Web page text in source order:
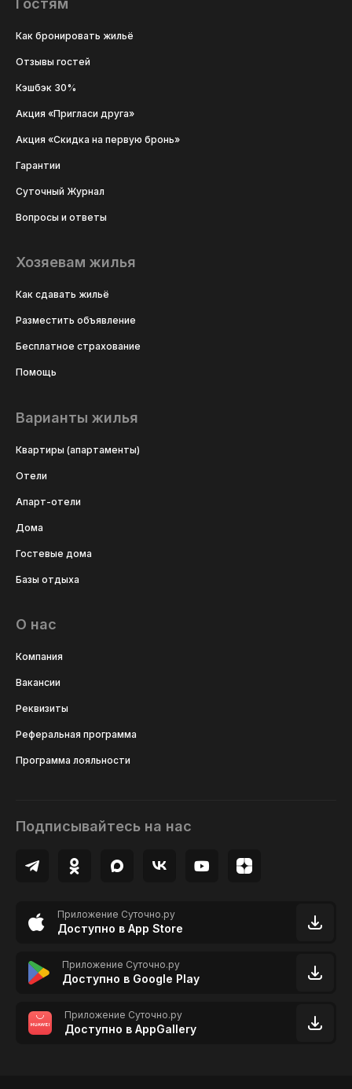
Как бронировать жильё
Отзывы гостей
Кэшбэк 30%
Акция «Пригласи друга»
Акция «Скидка на первую бронь»
Гарантии
Суточный Журнал
Вопросы и ответы
Хозяевам жилья
Как сдавать жильё
Разместить объявление
Бесплатное страхование
Помощь
Варианты жилья
Квартиры (апартаменты)
Отели
Апарт-отели
Дома
Гостевые дома
Базы отдыха
О нас
Компания
Вакансии
Реквизиты
Реферальная программа
Программа лояльности
Подписывайтесь на нас
Приложение Суточно.ру
Доступно в App Store
Приложение Суточно.ру
Доступно в Google Play
Приложение Суточно.ру
Доступно в AppGallery